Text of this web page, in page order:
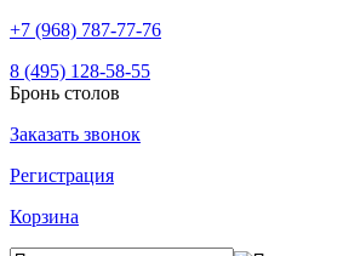
+7 (968) 787-77-76
8 (495) 128-58-55
Бронь столов
Заказать звонок
Регистрация
Корзина